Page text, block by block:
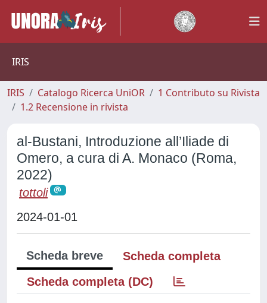
IRIS
IRIS Catalogo Ricerca UniOR
1 Contributo su Rivista
1.2 Recensione in rivista
al-Bustani, Introduzione all’Iliade di
Omero, a cura di A. Monaco (Roma,
2022)
tottoli
2024-01-01
Scheda breve
Scheda completa
Scheda completa (DC)